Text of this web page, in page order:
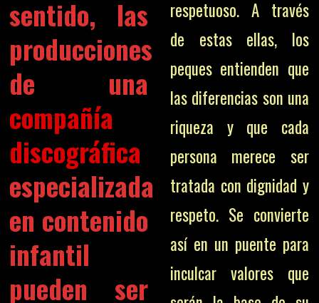
sentido, las
producciones
de una
compañía
discográfica
especializada
en contenido
infantil
pueden ser
respetuoso. A través
de estas ellas, los
peques entienden que
las diferencias son una
riqueza y que cada
persona merece ser
tratada con dignidad y
respeto. Se convierte
así en un puente para
inculcar valores que